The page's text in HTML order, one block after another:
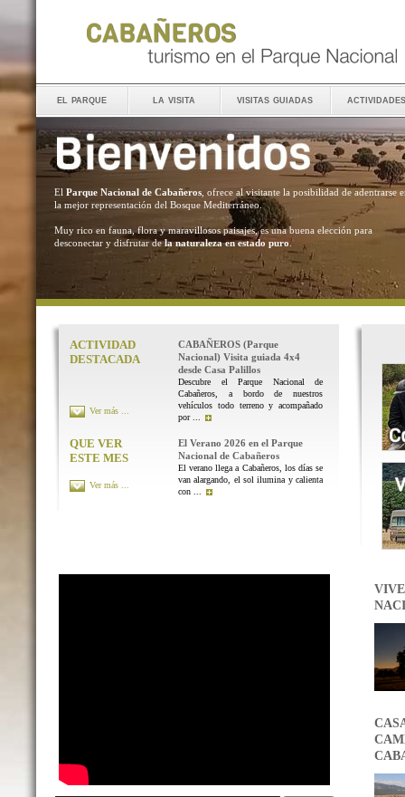
el parque la visita visitas guiadas actividades
El Parque Nacional de Cabañeros , ofrece al visitante la posibilidad de adentrarse
la mejor representación del Bosque Mediterráneo.
Muy rico en fauna, flora y maravillosos paisajes, es una buena elección para
desconectar y disfrutar dela naturaleza en estado puro .
ACTIVIDAD
DESTACADA
CABAÑEROS (Parque
Nacional) Visita guiada 4x4
desde Casa Palillos
Descubre el Parque Nacional de
Cabañeros, a bordo de nuestros
vehículos todo terreno y acompañado
por ...
Ver más ...
QUE VER
ESTE MES
El Verano 2026 en el Parque
Nacional de Cabañeros
El verano llega a Cabañeros, los días se
van alargando, el sol ilumina y calienta
con ...
Ver más ...